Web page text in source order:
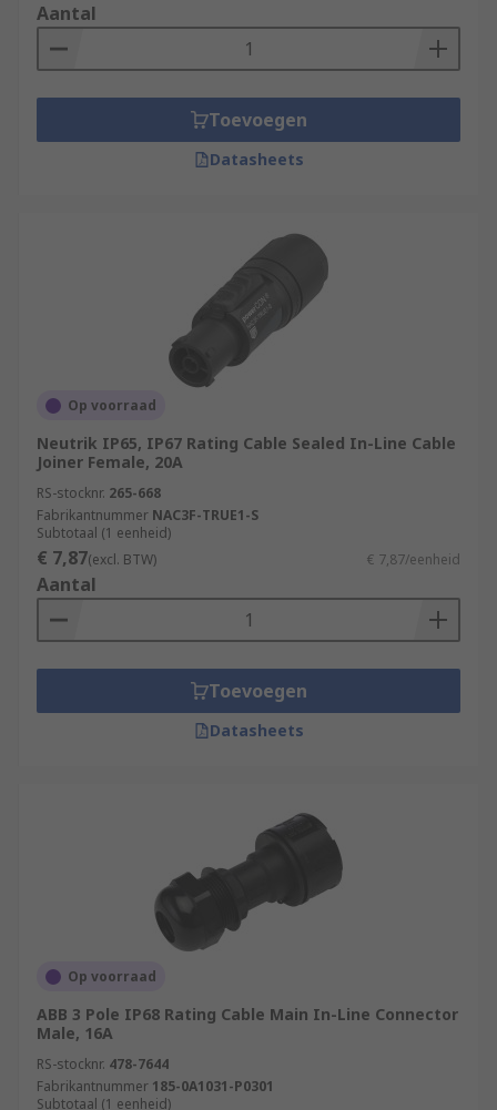
Aantal
Toevoegen
Datasheets
Op voorraad
Neutrik IP65, IP67 Rating Cable Sealed In-Line Cable
Joiner Female, 20A
RS-stocknr. 265-668
Fabrikantnummer NAC3F-TRUE1-S
Subtotaal (1 eenheid)
€ 7,87(excl. BTW) € 7,87/eenheid
Aantal
Toevoegen
Datasheets
Op voorraad
ABB 3 Pole IP68 Rating Cable Main In-Line Connector
Male, 16A
RS-stocknr. 478-7644
Fabrikantnummer 185-0A1031-P0301
Subtotaal (1 eenheid)